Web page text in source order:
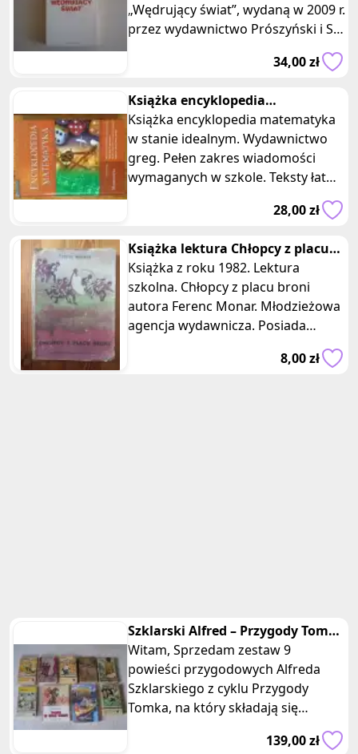
„Wędrujący świat”, wydaną w 2009 r.
przez wydawnictwo Prószyński i S-
ka. Książka w miękkiej, laminowa
34,00 zł
Książka encyklopedia
matematyka
Książka encyklopedia matematyka
w stanie idealnym. Wydawnictwo
greg. Pełen zakres wiadomości
wymaganych w szkole. Teksty łatwe
do zapamiętania. Zgodne z progra
28,00 zł
Książka lektura Chłopcy z placu
broni Ferenc Molnar 1982
Książka z roku 1982. Lektura
szkolna. Chłopcy z placu broni
autora Ferenc Monar. Młodzieżowa
agencja wydawnicza. Posiada
wszystkie strony, jednak mają one
8,00 zł
Szklarski Alfred – Przygody Tomka
Wilmowskiego - 9 części
Witam, Sprzedam zestaw 9
powieści przygodowych Alfreda
Szklarskiego z cyklu Przygody
Tomka, na który składają się
139,00 zł